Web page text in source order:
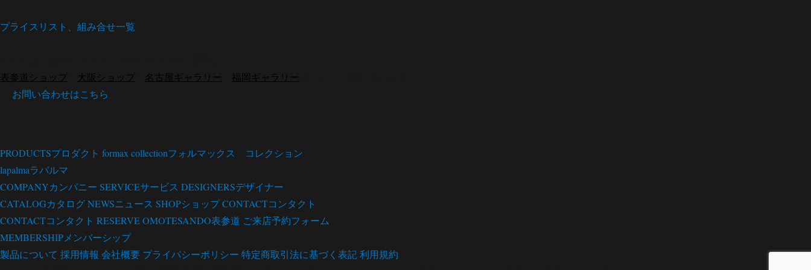
プライスリスト、組み合せ一覧
表参道ショップ
大阪ショップ 名古屋ギャラリー 福岡ギャラリー
お問い合わせはこちら
PRODUCTSプロダクト formax collectionフォルマックス コレクション
lapalmaラパルマ
COMPANYカンパニー SERVICEサービス DESIGNERSデザイナー
CATALOGカタログNEWSニュース SHOPショップCONTACTコンタクト
CONTACTコンタクト RESERVE OMOTESANDO表参道 ご来店予約フォーム
MEMBERSHIPメンバーシップ
製品について 採用情報 会社概要 プライバシーポリシー 特定商取引法に基づく表記利用規約